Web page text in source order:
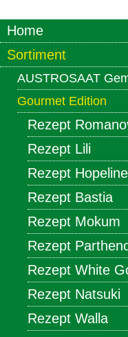
Home
Sortiment
AUSTROSAAT
Gourmet Edition
Rezept
Rezept Lili
Rezept Hopeline
Rezept Bastia
Rezept Mokum
Rezept
Rezept White
Rezept Natsuki
Rezept Walla